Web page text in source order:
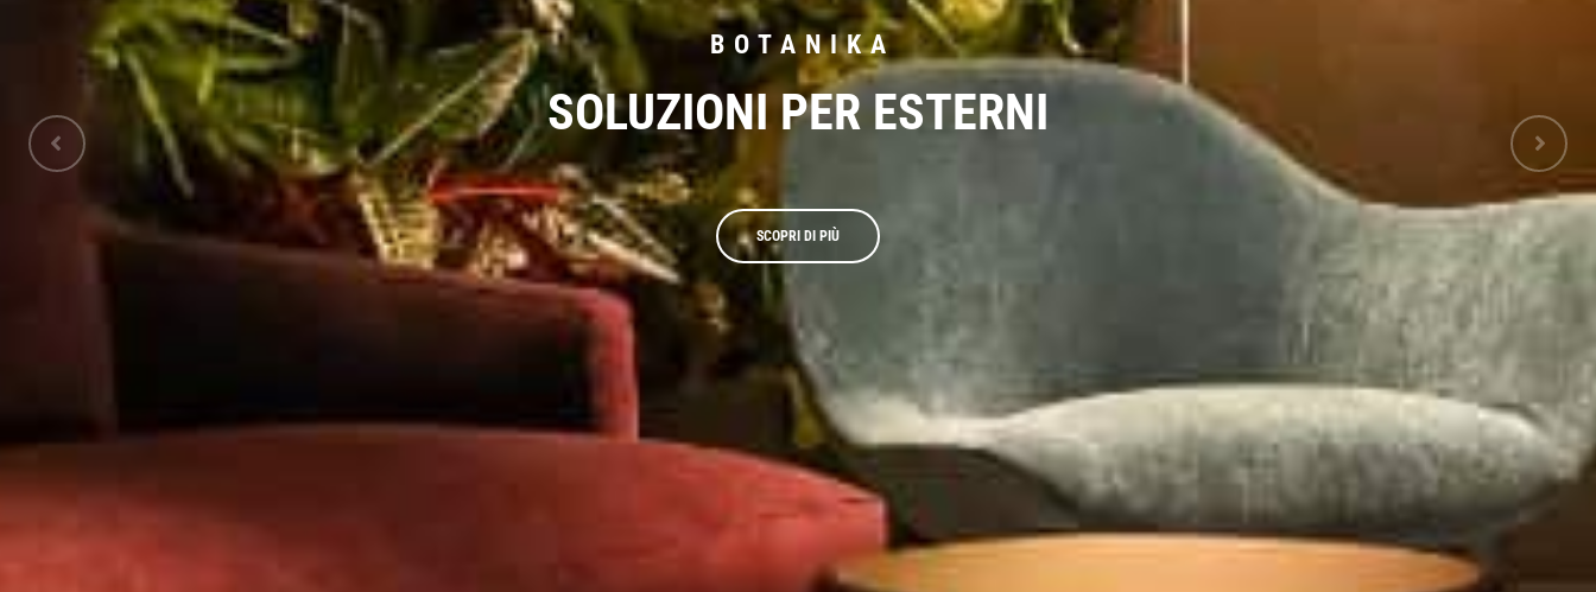
BOTANIKA
SOLUZIONI PER ESTERNI
SCOPRI DI PIÙ